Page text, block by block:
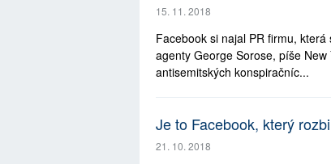
15. 11. 2018
Facebook si najal PR firmu,
agenty George Sorose, píše
antisemitských konspiračníc...
Je to Facebook, který
21. 10. 2018